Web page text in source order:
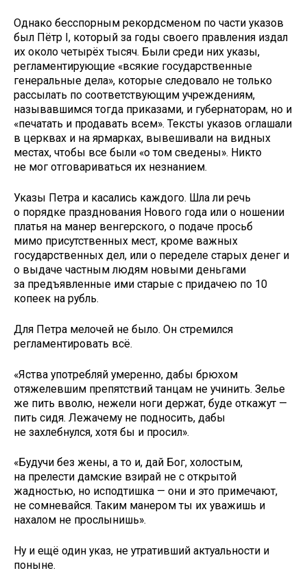
Однако бесспорным рекордсменом по части указов
был Пётр I, который за годы своего правления издал
их около четырёх тысяч. Были среди них указы,
регламентирующие «всякие государственные
генеральные дела», которые следовало не только
рассылать по соответствующим учреждениям,
называвшимся тогда приказами, и губернаторам, но и
«печатать и продавать всем». Тексты указов оглашали
в церквах и на ярмарках, вывешивали на видных
местах, чтобы все были «о том сведены». Никто
не мог отговариваться их незнанием.
Указы Петра и касались каждого. Шла ли речь
о порядке празднования Нового года или о ношении
платья на манер венгерского, о подаче просьб
мимо присутственных мест, кроме важных
государственных дел, или о переделе старых денег и
о выдаче частным людям новыми деньгами
за предъявленные ими старые с придачею по 10
копеек на рубль.
Для Петра мелочей не было. Он стремился
регламентировать всё.
«Яства употребляй умеренно, дабы брюхом
отяжелевшим препятствий танцам не учинить. Зелье
же пить вволю, нежели ноги держат, буде откажут —
пить сидя. Лежачему не подносить, дабы
не захлебнулся, хотя бы и просил».
«Будучи без жены, а то и, дай Бог, холостым,
на прелести дамские взирай не с открытой
жадностью, но исподтишка — они и это примечают,
не сомневайся. Таким манером ты их уважишь и
нахалом не прослынишь».
Ну и ещё один указ, не утративший актуальности и
поныне.